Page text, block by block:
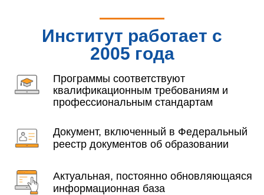
Институт работает с
2005 года
Программы соответствуют
квалификационным требованиям и
профессиональным стандартам
Документ, включенный в Федеральный
реестр документов об образовании
Актуальная, постоянно обновляющаяся
информационная база